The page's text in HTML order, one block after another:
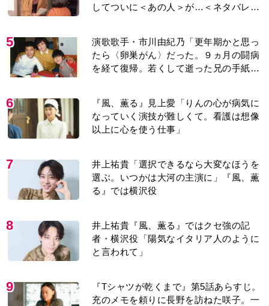
してついに＜あの人＞が…＜ネタバレあ
5
演歌歌手・市川由紀乃「更年期かと思っ
たら〈卵巣がん〉だった。９ヵ月の闘病
を経て復帰。若くして逝った兄の手紙を
6
『風、薫る』見上愛「りんの心が病気に
なっていく演技が難しくて。看護は想像
以上に心を使う仕事」
7
井上祐貴「選択できるなら大変なほうを
選ぶ。いつかは大河の主演に」『風、薫
る』では横沢役
8
井上祐貴『風、薫る』ではクセ強の記
者・横沢役「陽気なイタリア人のように
と言われて」
9
『Tシャツが乾くまで』第5話あらすじ。
充のメモを頼りに長野を訪ねた咲子。一